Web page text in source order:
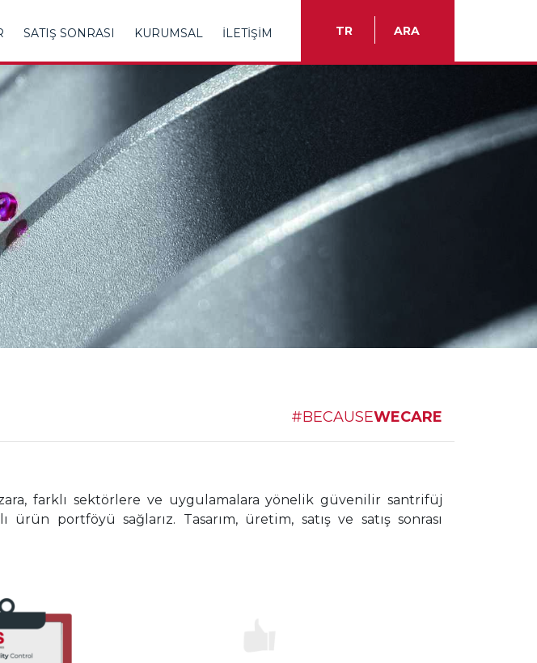
SATIŞ SONRASI KURUMSAL İLETİŞİM TR
TR
IT
ARA
#BECAUSEWECARE
farklı sektörlere ve uygulamalara yönelik güvenilir santrifüj
portföyü sağlarız. Tasarım, üretim, satış ve satış sonrası